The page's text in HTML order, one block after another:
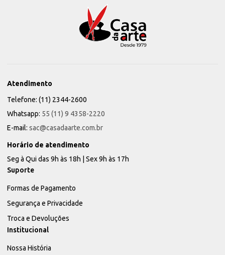
Atendimento
Telefone: (11) 2344-2600
Whatsapp: 55 (11) 9 4358-2220
E-mail: sac@casadaarte.com.br
Horário de atendimento
Seg à Qui das 9h às 18h | Sex 9h às 17h
Suporte
Formas de Pagamento
Segurança e Privacidade
Troca e Devoluções
Institucional
Nossa História